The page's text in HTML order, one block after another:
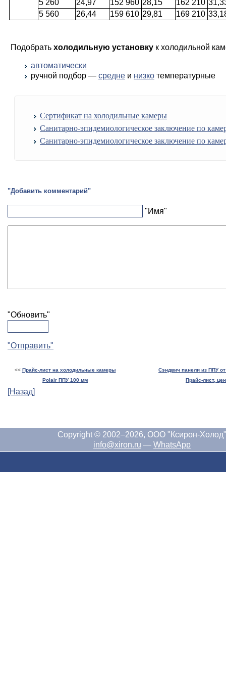
5 260
24,97 152 960 28,15 162 210
5 560
26,44 159 610 29,81 169 210
Подобрать холодильную установку к холодильной
автоматически
ручной подбор — средне и низко температурные
Сертификат на холодильные камеры
Cанитарно-эпидемиологическое заключение по
Cанитарно-эпидемиологическое заключение по
"Добавить комментарий"
"Имя"
"Обновить"
"Отправить"
<< Прайс-лист на холодильные камеры
Polair ППУ 100 мм
Сэндвич панели из ППУ
Прайс-лист,
[Назад]
Copyright © 2002–2026, ООО "Ксирон-Холод"
info@xiron.ru — WhatsApp